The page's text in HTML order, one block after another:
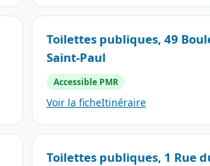
Toilettes publiques, 49
Saint-Paul
Accessible PMR
Voir la ficheItinéraire
Toilettes publiques, 1 Rue